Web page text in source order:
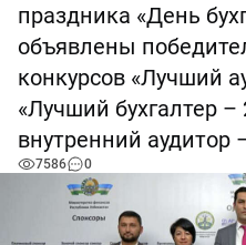
праздника «День
объявлены
конкурсов «Лучший
«Лучший бухгалтер
внутренний аудитор
7586 0